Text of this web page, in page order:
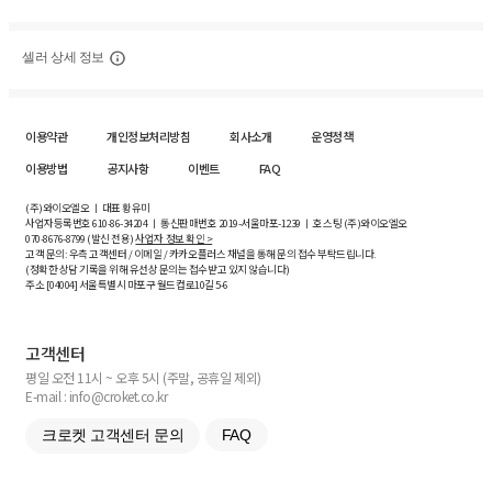
셀러 상세 정보
이용약관 개인정보처리방침 회사소개
운영정책
이용방법
공지사항 이벤트 FAQ
(주)와이오엘오 ㅣ 대표 황유미
사업자등록번호610-86-34204ㅣ 통신판매번호 2019-서울마포-1239 ㅣ 호스팅 (주)와이오엘오
070-8676-8799 (발신 전용)사업자 정보 확인 >
고객 문의: 우측 고객센터 / 이메일 / 카카오플러스 채널을 통해 문의 접수 부탁드립니다.
(정확한 상담 기록을 위해 유선상 문의는 접수받고 있지 않습니다)
주소 [04004] 서울특별시 마포구 월드컵로10길5-6
고객센터
평일 오전 11시 ~ 오후 5시 (주말, 공휴일 제외)
E-mail : info@croket.co.kr
크로켓 고객센터 문의 FAQ